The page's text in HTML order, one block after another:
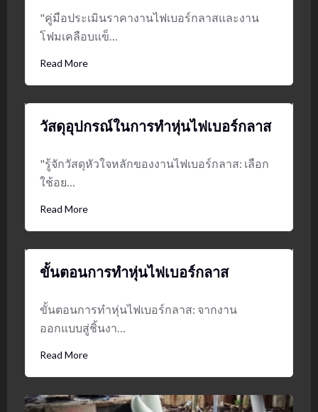
"คู่มือประเมินราคางานไฟเบอร์กลาสและงาน
โฟมเคลือบแข็…
Read More
วัสดุอุปกรณ์ในการทำหุ่นไฟเบอร์กลาส
"รู้จักวัสดุหัวใจหลักของงานไฟเบอร์กลาส: เลือก
ใช้อย…
Read More
ขั้นตอนการทำหุ่นไฟเบอร์กลาส
ขั้นตอนการทำหุ่นไฟเบอร์กลาส: จากงาน
ออกแบบสู่ชิ้นงา…
Read More